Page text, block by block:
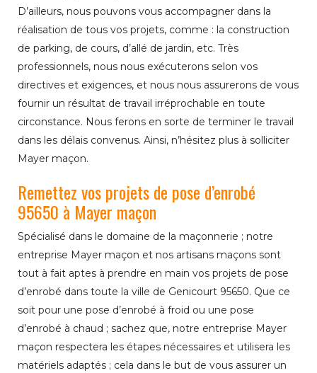
D’ailleurs, nous pouvons vous accompagner dans la
réalisation de tous vos projets, comme : la construction
de parking, de cours, d’allé de jardin, etc. Très
professionnels, nous nous exécuterons selon vos
directives et exigences, et nous nous assurerons de vous
fournir un résultat de travail irréprochable en toute
circonstance. Nous ferons en sorte de terminer le travail
dans les délais convenus. Ainsi, n’hésitez plus à solliciter
Mayer maçon.
Remettez vos projets de pose d’enrobé
95650 à Mayer maçon
Spécialisé dans le domaine de la maçonnerie ; notre
entreprise Mayer maçon et nos artisans maçons sont
tout à fait aptes à prendre en main vos projets de pose
d’enrobé dans toute la ville de Genicourt 95650. Que ce
soit pour une pose d’enrobé à froid ou une pose
d’enrobé à chaud ; sachez que, notre entreprise Mayer
maçon respectera les étapes nécessaires et utilisera les
matériels adaptés ; cela dans le but de vous assurer un